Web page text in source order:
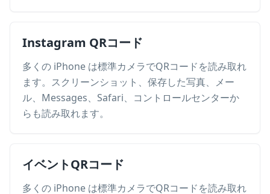
Instagram QRコード
多くの iPhone は標準カメラでQRコードを読み取れ
ます。スクリーンショット、保存した写真、メー
ル、Messages、Safari、コントロールセンターか
らも読み取れます。
イベントQRコード
多くの iPhone は標準カメラでQRコードを読み取れ